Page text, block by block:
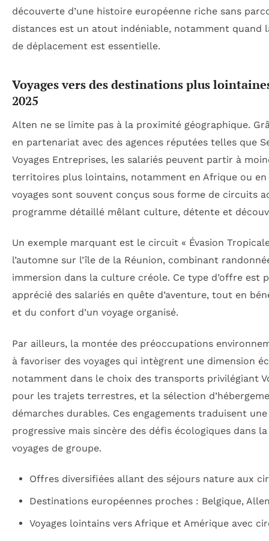
découverte d’une histoire européenne riche sans
distances est un atout indéniable, notamment quand
de déplacement est essentielle.
Voyages vers des destinations plus
2025
Alten ne se limite pas à la proximité géographique.
en partenariat avec des agences réputées telles que
Voyages Entreprises, les salariés peuvent partir à
territoires plus lointains, notamment en Afrique ou en
voyages sont souvent conçus sous forme de circuits
programme détaillé mêlant culture, détente et
Un exemple marquant est le circuit « Évasion
l’automne sur l’île de la Réunion, combinant
immersion dans la culture créole. Ce type d’offre est
apprécié des salariés en quête d’aventure, tout en
et du confort d’un voyage organisé.
Par ailleurs, la montée des préoccupations
à favoriser des voyages qui intègrent une dimension
notamment dans le choix des transports privilégiant
pour les trajets terrestres, et la sélection
démarches durables. Ces engagements traduisent
progressive mais sincère des défis écologiques dans
voyages de groupe.
Offres diversifiées allant des séjours nature aux
Destinations européennes proches : Belgique,
Voyages lointains vers Afrique et Amérique avec